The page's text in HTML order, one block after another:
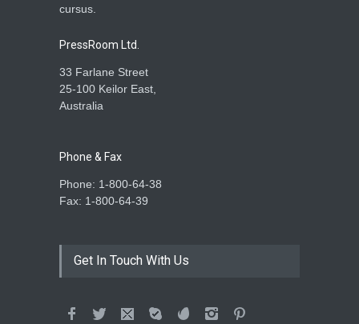
cursus.
PressRoom Ltd.
33 Farlane Street
25-100 Keilor East,
Australia
Phone & Fax
Phone: 1-800-64-38
Fax: 1-800-64-39
Get In Touch With Us